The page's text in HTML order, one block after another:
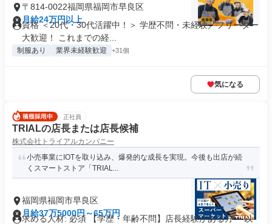
〒814-0022福岡県福岡市早良区
月給24万円以上
資格 ＜20代・30代活躍中！＞ 学歴不問・未経験／フリーター
大歓迎！ これまでの経...
制服あり 業界未経験歓迎 +31個
気になる
正社員
TRIALの店長または店長候補
株式会社トライアルカンパニー
小売事業にIOTを取り込み、爆発的な成長を実現。今後も出店が続
くスマートストア「TRIAL...
福岡県福岡市早良区
月給37万5000円～65万円
求める人材: 必須 【学歴・年齢不問】店長経験がある方 ～以